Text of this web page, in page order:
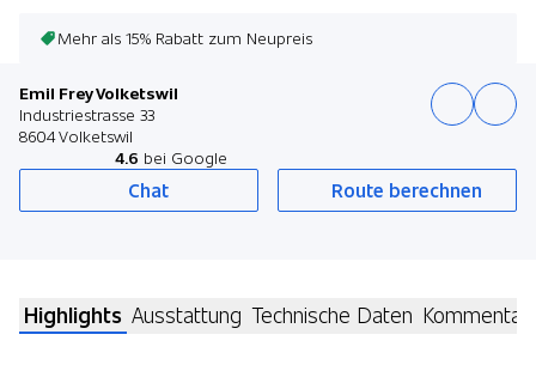
Mehr als 15% Rabatt zum Neupreis
Emil Frey Volketswil
Industriestrasse 33
8604 Volketswil
4.6 bei Google
Chat Route berechnen
Highlights Ausstattung Technische Daten Kommentar